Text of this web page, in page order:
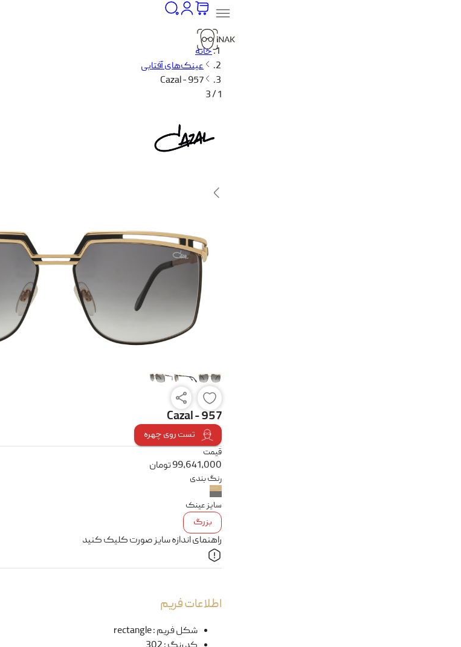
خانه
عینک‌های آفتابی
Cazal - 957
1 / 3
Cazal - 957
تست روی چهره
قیمت
99,641,000تومان
رنگ بندی
سایز عینک
بزرگ
راهنمای اندازه سایز صورت کلیک کنید
اطلاعات فریم
شکل فریم:
rectangle